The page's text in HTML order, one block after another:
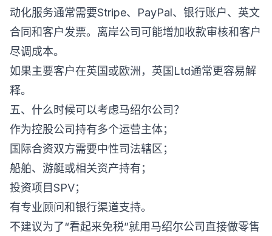
动化服务通常需要Stripe、PayPal、银行账户、英文
合同和客户发票。离岸公司可能增加收款审核和客户
尽调成本。
如果主要客户在英国或欧洲，英国Ltd通常更容易解
释。
五、什么时候可以考虑马绍尔公司？
作为控股公司持有多个运营主体；
国际合资双方需要中性司法辖区；
船舶、游艇或相关资产持有；
投资项目SPV；
有专业顾问和银行渠道支持。
不建议为了“看起来免税”就用马绍尔公司直接做零售